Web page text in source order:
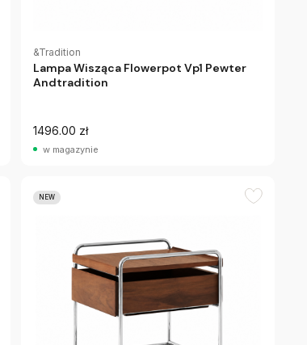
&Tradition
Lampa Wisząca Flowerpot Vp1 Pewter
Andtradition
1496.00 zł
w magazynie
NEW